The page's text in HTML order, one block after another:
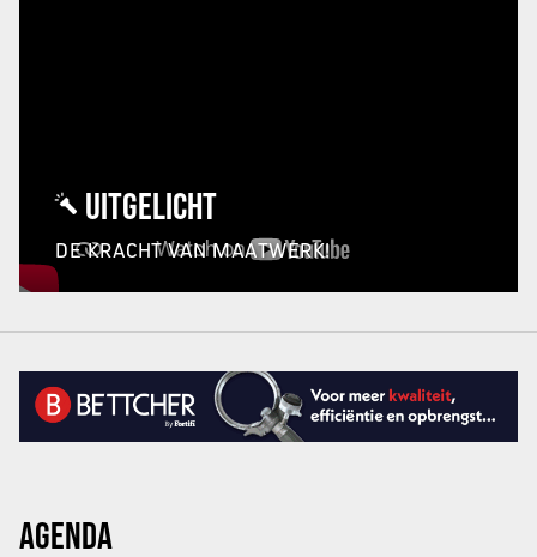
UITGELICHT
DE KRACHT VAN MAATWERK!
AGENDA